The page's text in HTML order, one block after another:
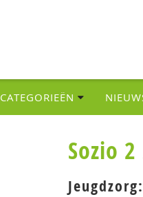
CATEGORIEËN
Sozio